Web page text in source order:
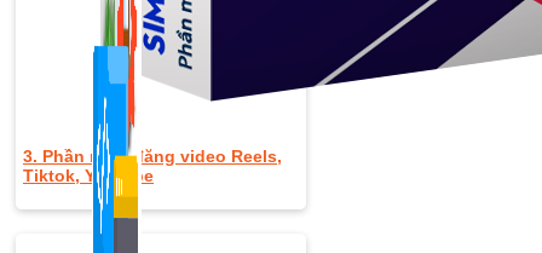
3. Phần mềm đăng video Reels,
Tiktok, Youtube